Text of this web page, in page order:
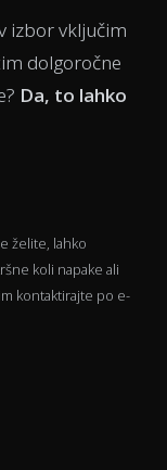
izbor vključim
dolgoročne
Da, to lahko
želite, lahko
koli napake ali
kontaktirajte po e-